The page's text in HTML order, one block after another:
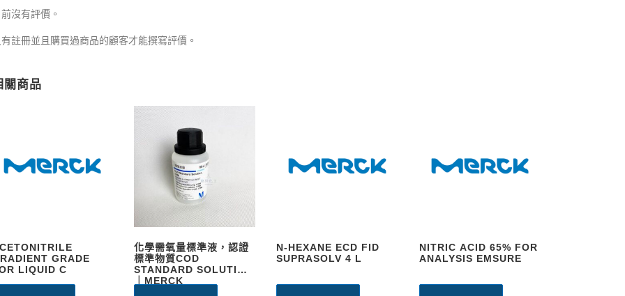
沒有評價。
有註冊並且購買過商品的顧客才能撰寫評價。
關商品
GRADE
LIQUID C
化學需氧量標準液，認證
標準物質COD
STANDARD SOLUTION
｜MERCK
N-HEXANE ECD FID
SUPRASOLV 4 L
NITRIC ACID 65% FOR
ANALYSIS EMSURE